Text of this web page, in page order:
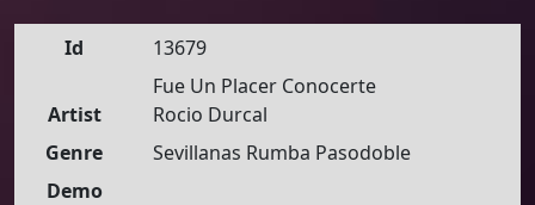
Id
13679
Fue Un Placer Conocerte
Artist
Rocio Durcal
Genre
Sevillanas Rumba Pasodoble
Demo